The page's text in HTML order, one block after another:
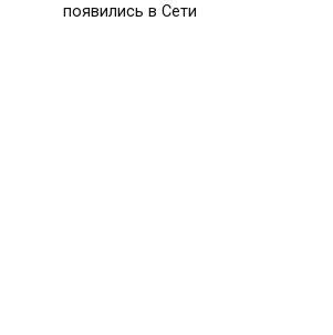
появились в Сети